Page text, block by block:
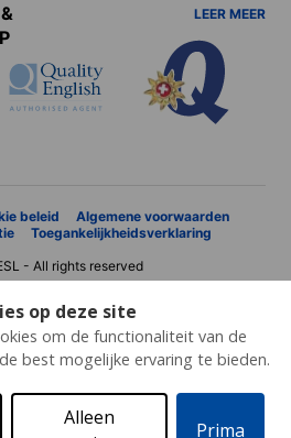
op deze site
om de functionaliteit van de
best mogelijke ervaring te bieden.
Prima
Alleen
LEER MEER
beleid
Algemene voorwaarden
Toegankelijkheidsverklaring
- All rights reserved